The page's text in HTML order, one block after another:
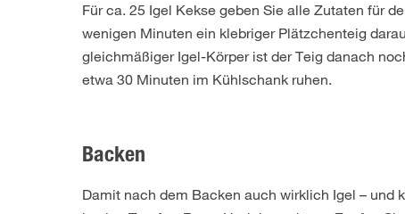
Für ca. 25 Igel Kekse geben Sie alle Zutaten für
wenigen Minuten ein klebriger Plätzchenteig
gleichmäßiger Igel-Körper ist der Teig danach
etwa 30 Minuten im Kühlschank ruhen.
Backen
Damit nach dem Backen auch wirklich Igel – und